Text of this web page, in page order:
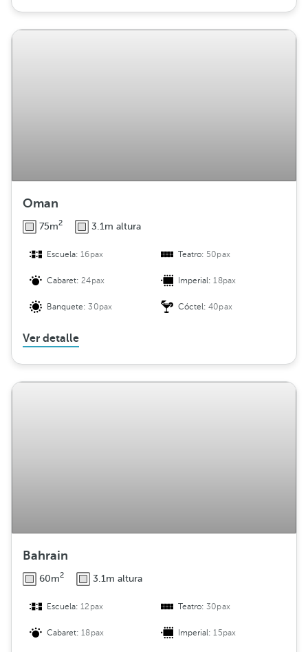
Oman
75m2 3.1m altura
Escuela:16pax Teatro: 50pax
Cabaret:24pax Imperial:18pax
Banquete:30pax Cóctel:40pax
Ver detalle
Bahrain
60m2 3.1m altura
Escuela:12pax Teatro:30pax
Cabaret:18pax Imperial:15pax